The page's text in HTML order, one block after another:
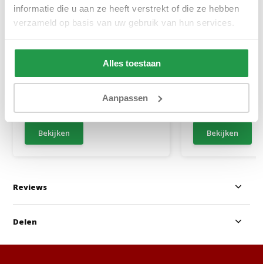
informatie die u aan ze heeft verstrekt of die ze hebben
verzameld op basis van uw gebruik van hun services.
Alles toestaan
Aanpassen
Vaste Boxspring Velvet Croco
Bekijken
Elektrische
Stel zelf samen
Ca. 6 tot 8
Bekijken
Reviews
Delen